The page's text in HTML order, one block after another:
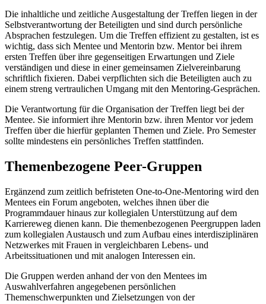
Die inhaltliche und zeitliche Ausgestaltung der Treffen liegen in der
Selbstverantwortung der Beteiligten und sind durch persönliche
Absprachen festzulegen. Um die Treffen effizient zu gestalten, ist es
wichtig, dass sich Mentee und Mentorin bzw. Mentor bei ihrem
ersten Treffen über ihre gegenseitigen Erwartungen und Ziele
verständigen und diese in einer gemeinsamen Zielvereinbarung
schriftlich fixieren. Dabei verpflichten sich die Beteiligten auch zu
einem streng vertraulichen Umgang mit den Mentoring-Gesprächen.
Die Verantwortung für die Organisation der Treffen liegt bei der
Mentee. Sie informiert ihre Mentorin bzw. ihren Mentor vor jedem
Treffen über die hierfür geplanten Themen und Ziele. Pro Semester
sollte mindestens ein persönliches Treffen stattfinden.
Themenbezogene Peer-Gruppen
Ergänzend zum zeitlich befristeten One-to-One-Mentoring wird den
Mentees ein Forum angeboten, welches ihnen über die
Programmdauer hinaus zur kollegialen Unterstützung auf dem
Karriereweg dienen kann. Die themenbezogenen Peergruppen laden
zum kollegialen Austausch und zum Aufbau eines interdisziplinären
Netzwerkes mit Frauen in vergleichbaren Lebens- und
Arbeitssituationen und mit analogen Interessen ein.
Die Gruppen werden anhand der von den Mentees im
Auswahlverfahren angegebenen persönlichen
Themenschwerpunkten und Zielsetzungen von der